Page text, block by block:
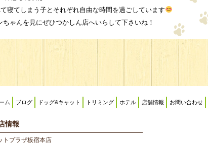
寝てしまう子とそれぞれ自由な時間を過ごしています
ゃんを見にぜひつかしん店へいらして下さいね！
ム ブログ ドッグ&キャット トリミング ホテル 店舗情報 お問い合わせ
情報
トプラザ板宿本店